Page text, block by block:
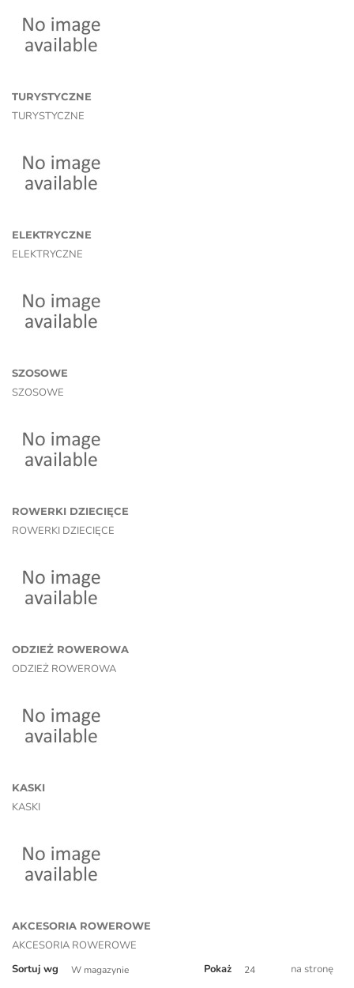
TURYSTYCZNE
TURYSTYCZNE
ELEKTRYCZNE
ELEKTRYCZNE
SZOSOWE
SZOSOWE
ROWERKI DZIECIĘCE
ROWERKI DZIECIĘCE
ODZIEŻ ROWEROWA
ODZIEŻ ROWEROWA
KASKI
KASKI
AKCESORIA ROWEROWE
AKCESORIA ROWEROWE
Sortuj wg
W magazynie Pokaż 24 na stronę